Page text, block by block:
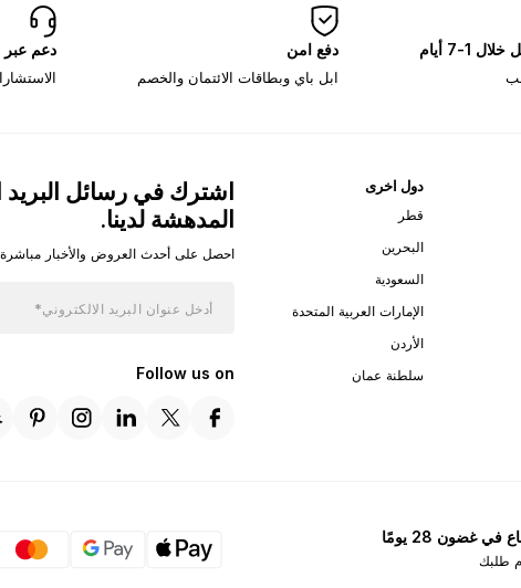
1-7 أيام دفع امن
ابل باي وبطاقات الائتمان والخصم
دعم عبر
دول اخرى
قطر
البحرين
السعودية
الإمارات العربية المتحدة
الأردن
سلطنة عمان
اشترك في رسائل البريد
المدهشة لدينا.
احصل على أحدث العروض والأخبار مباشرة
Follow us on
في غضون 28 يومًا
طلبك